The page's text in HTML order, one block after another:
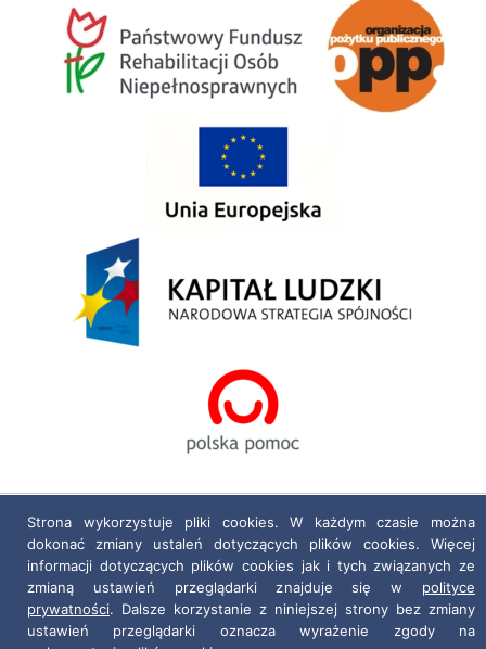
Polityka prywatności|Deklaracja dostępności
Projekt i realizacja:netkoncept.com
Strona wykorzystuje pliki cookies. W każdym czasie można
dokonać zmiany ustaleń dotyczących plików cookies. Więcej
informacji dotyczących plików cookies jak i tych związanych ze
zmianą ustawień przeglądarki znajduje się w polityce
prywatności. Dalsze korzystanie z niniejszej strony bez zmiany
ustawień przeglądarki oznacza wyrażenie zgody na